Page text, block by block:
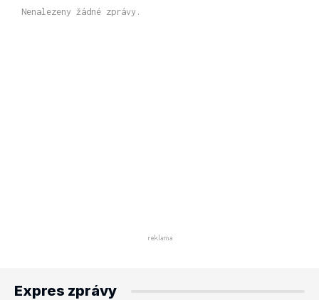
Nenalezeny žádné zprávy.
Expres zprávy